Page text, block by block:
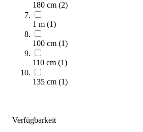
180 cm (2)
1 m (1)
100 cm (1)
110 cm (1)
135 cm (1)
Verfügbarkeit
SPIETH® Landefläche
Längere Lieferzeit